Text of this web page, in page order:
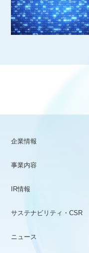
企業情報
事業内容
IR情報
サステナビリティ・CSR
ニュース